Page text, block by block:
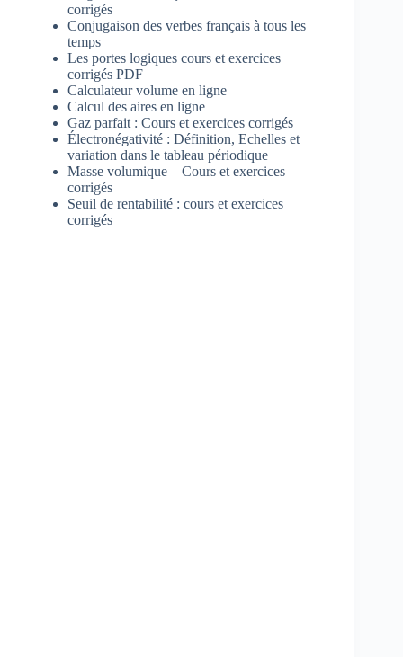
corrigés
Conjugaison des verbes français à tous les
temps
Les portes logiques cours et exercices
corrigés PDF
Calculateur volume en ligne
Calcul des aires en ligne
Gaz parfait : Cours et exercices corrigés
Électronégativité : Définition, Echelles et
variation dans le tableau périodique
Masse volumique – Cours et exercices
corrigés
Seuil de rentabilité : cours et exercices
corrigés